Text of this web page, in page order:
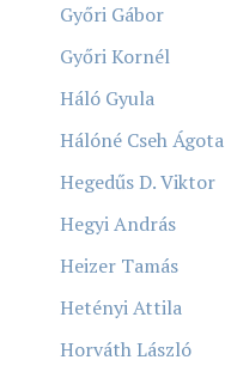
Győri Gábor
Győri Kornél
Háló Gyula
Hálóné Cseh Ágota
Hegedűs D. Viktor
Hegyi András
Heizer Tamás
Hetényi Attila
Horváth László